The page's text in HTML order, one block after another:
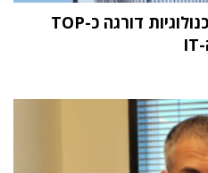
מחקר STKI השנתי: וואן טכנולוגיות דורגה כ-TOP